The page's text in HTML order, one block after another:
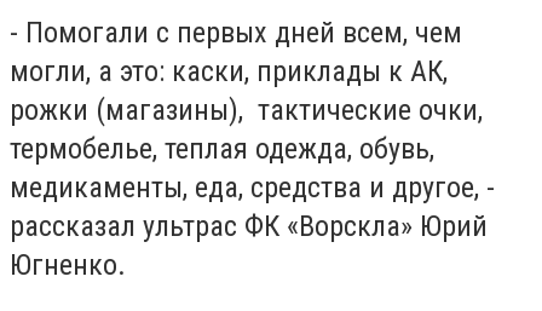
- Помогали с первых дней всем, чем
могли, а это: каски, приклады к АК,
рожки (магазины), тактические очки,
термобелье, теплая одежда, обувь,
медикаменты, еда, средства и другое, -
рассказал ультрас ФК «Ворскла» Юрий
Югненко.